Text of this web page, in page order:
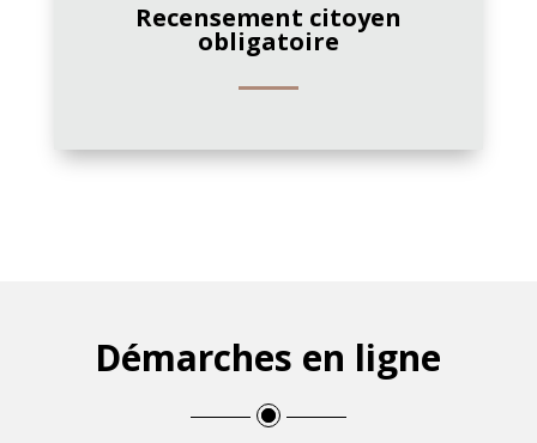
Recensement citoyen
obligatoire
Démarches en ligne